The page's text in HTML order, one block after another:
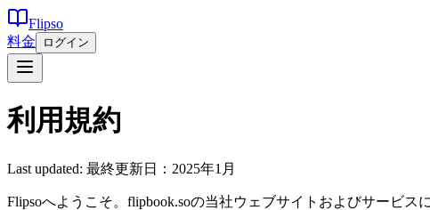
Flipso
料金
ログイン
利用規約
Last updated: 最終更新日：2025年1月
Flipsoへようこそ。flipbook.soの当社ウェブサイトおよびサービ